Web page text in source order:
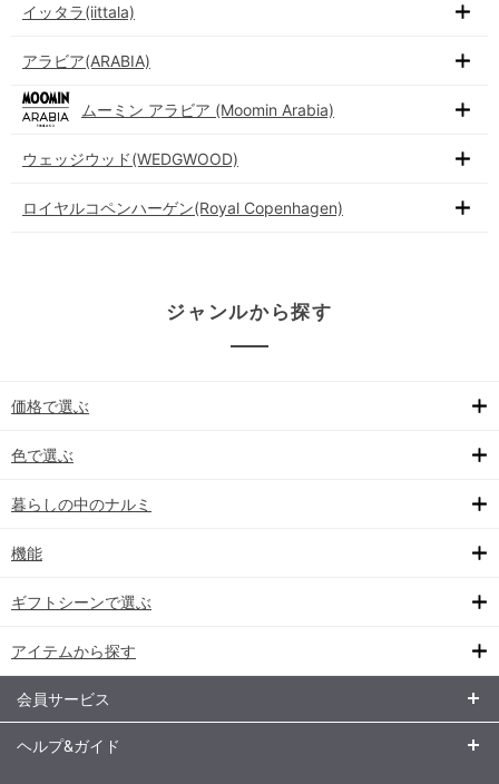
イッタラ(iittala)
アラビア(ARABIA)
ムーミン アラビア (Moomin Arabia)
ウェッジウッド(WEDGWOOD)
ロイヤルコペンハーゲン(Royal Copenhagen)
ジャンルから探す
価格で選ぶ
色で選ぶ
暮らしの中のナルミ
機能
ギフトシーンで選ぶ
アイテムから探す
会員サービス
ヘルプ&ガイド